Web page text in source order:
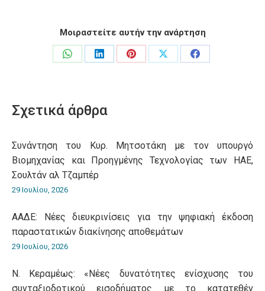
Μοιραστείτε αυτήν την ανάρτηση
Share
Share
Share
Share
Share
Σχετικά άρθρα
Συνάντηση του Κυρ. Μητσοτάκη με τον υπουργό
Βιομηχανίας και Προηγμένης Τεχνολογίας των ΗΑΕ,
Σουλτάν αλ Τζαμπέρ
29 Ιουλίου, 2026
ΑΑΔΕ: Νέες διευκρινίσεις για την ψηφιακή έκδοση
παραστατικών διακίνησης αποθεμάτων
29 Ιουλίου, 2026
Ν. Κεραμέως: «Νέες δυνατότητες ενίσχυσης του
συνταξιοδοτικού εισοδήματος με το κατατεθέν